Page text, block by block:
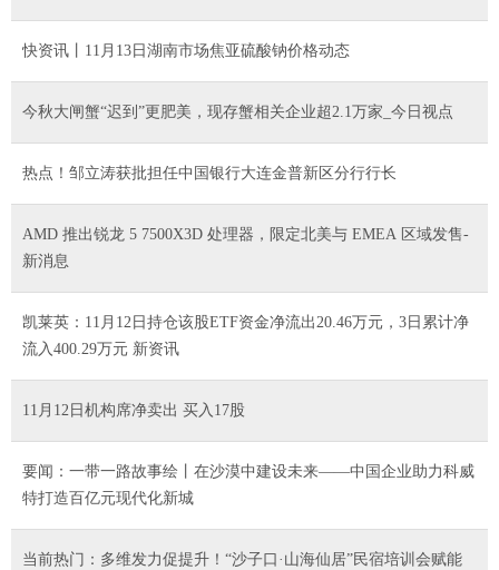
快资讯丨11月13日湖南市场焦亚硫酸钠价格动态
今秋大闸蟹“迟到”更肥美，现存蟹相关企业超2.1万家_今日视点
热点！邹立涛获批担任中国银行大连金普新区分行行长
AMD 推出锐龙 5 7500X3D 处理器，限定北美与 EMEA 区域发售-
新消息
凯莱英：11月12日持仓该股ETF资金净流出20.46万元，3日累计净
流入400.29万元 新资讯
11月12日机构席净卖出 买入17股
要闻：一带一路故事绘丨在沙漠中建设未来——中国企业助力科威
特打造百亿元现代化新城
当前热门：多维发力促提升！“沙子口·山海仙居”民宿培训会赋能